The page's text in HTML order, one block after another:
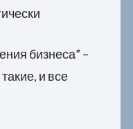
бизнеса” –
и все